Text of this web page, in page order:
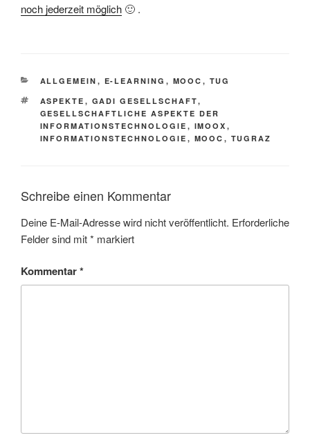
noch jederzeit möglich 🙂 .
KATEGORIEN
ALLGEMEIN , E-LEARNING , MOOC , TUG
SCHLAGWÖRTER
ASPEKTE , GADI GESELLSCHAFT,
GESELLSCHAFTLICHE ASPEKTE DER
INFORMATIONSTECHNOLOGIE , IMOOX ,
INFORMATIONSTECHNOLOGIE , MOOC , TUGRAZ
Schreibe einen Kommentar
Deine E-Mail-Adresse wird nicht veröffentlicht. Erforderliche
Felder sind mit* markiert
Kommentar*